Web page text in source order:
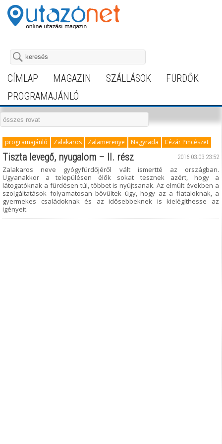
CÍMLAP MAGAZIN SZÁLLÁSOK
FÜRDŐK
PROGRAMAJÁNLÓ
programajánló Zalakaros Zalamerenye Nagyrada Cézár Pincészet
2016.03.03 23:52
Tiszta levegő, nyugalom – II. rész
Zalakaros neve gyógyfürdőjéről vált ismertté az országban.
Ugyanakkor a településen élők sokat tesznek azért, hogy a
látogatóknak a fürdésen túl, többet is nyújtsanak. Az elmúlt években a
szolgáltatások folyamatosan bővültek úgy, hogy az a fiataloknak, a
gyermekes családoknak és az idősebbeknek is kielégíthesse az
igényeit.